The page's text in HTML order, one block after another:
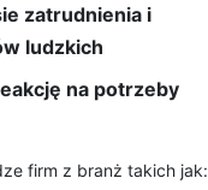
zatrudnienia i
ludzkich
na potrzeby
firm z branż takich jak: